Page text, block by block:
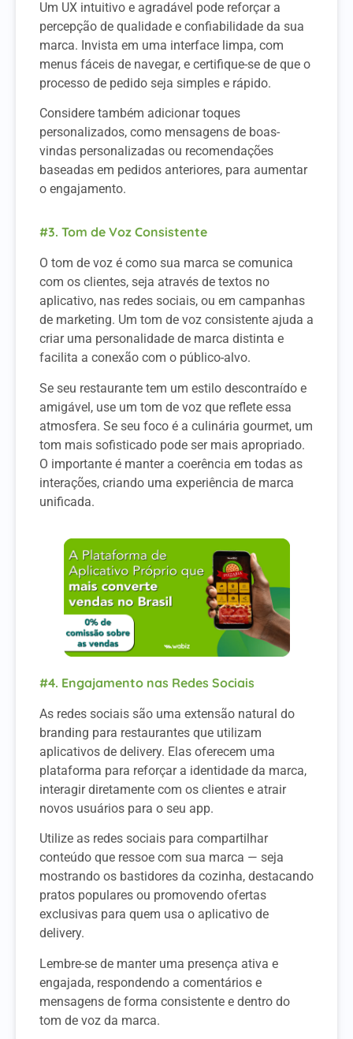
Um UX intuitivo e agradável pode reforçar a
percepção de qualidade e confiabilidade da sua
marca. Invista em uma interface limpa, com
menus fáceis de navegar, e certifique-se de que o
processo de pedido seja simples e rápido.
Considere também adicionar toques
personalizados, como mensagens de boas-
vindas personalizadas ou recomendações
baseadas em pedidos anteriores, para aumentar
o engajamento.
#3. Tom de Voz Consistente
O tom de voz é como sua marca se comunica
com os clientes, seja através de textos no
aplicativo, nas redes sociais, ou em campanhas
de marketing. Um tom de voz consistente ajuda a
criar uma personalidade de marca distinta e
facilita a conexão com o público-alvo.
Se seu restaurante tem um estilo descontraído e
amigável, use um tom de voz que reflete essa
atmosfera. Se seu foco é a culinária gourmet, um
tom mais sofisticado pode ser mais apropriado.
O importante é manter a coerência em todas as
interações, criando uma experiência de marca
unificada.
#4. Engajamento nas Redes Sociais
As redes sociais são uma extensão natural do
branding para restaurantes que utilizam
aplicativos de delivery. Elas oferecem uma
plataforma para reforçar a identidade da marca,
interagir diretamente com os clientes e atrair
novos usuários para o seu app.
Utilize as redes sociais para compartilhar
conteúdo que ressoe com sua marca — seja
mostrando os bastidores da cozinha, destacando
pratos populares ou promovendo ofertas
exclusivas para quem usa o aplicativo de
delivery.
Lembre-se de manter uma presença ativa e
engajada, respondendo a comentários e
mensagens de forma consistente e dentro do
tom de voz da marca.